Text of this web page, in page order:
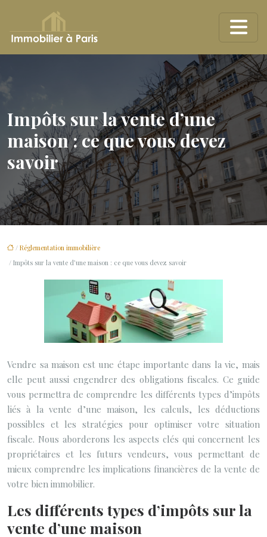
Impôts sur la vente d’une
maison : ce que vous devez
savoir
/ Réglementation immobilière
/ Impôts sur la vente d’une maison : ce que vous devez savoir
Vendre sa maison est une étape importante dans la vie, mais
elle peut aussi engendrer des obligations fiscales. Ce guide
vous permettra de comprendre les différents types d’impôts
liés à la vente d’une maison, les calculs, les déductions
possibles et les stratégies pour optimiser votre situation
fiscale. Nous aborderons les aspects clés qui concernent les
propriétaires et les futurs vendeurs, vous permettant de
mieux comprendre les implications financières de la vente de
votre bien immobilier.
Les différents types d’impôts sur la
vente d’une maison